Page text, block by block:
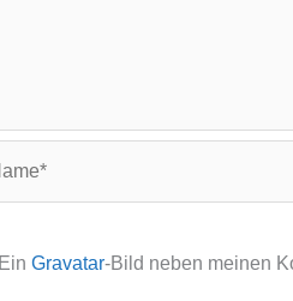
EinGravatar-Bild neben meinen